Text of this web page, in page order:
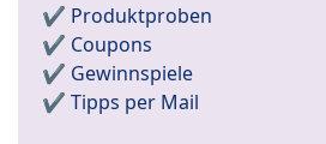
✔️ Produktproben
✔️ Coupons
✔️ Gewinnspiele
✔️ Tipps per Mail